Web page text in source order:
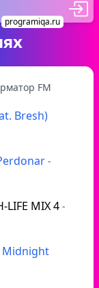
programiqa.ru
FM
Bresh)
-
LIFE MIX 4 -
Midnight